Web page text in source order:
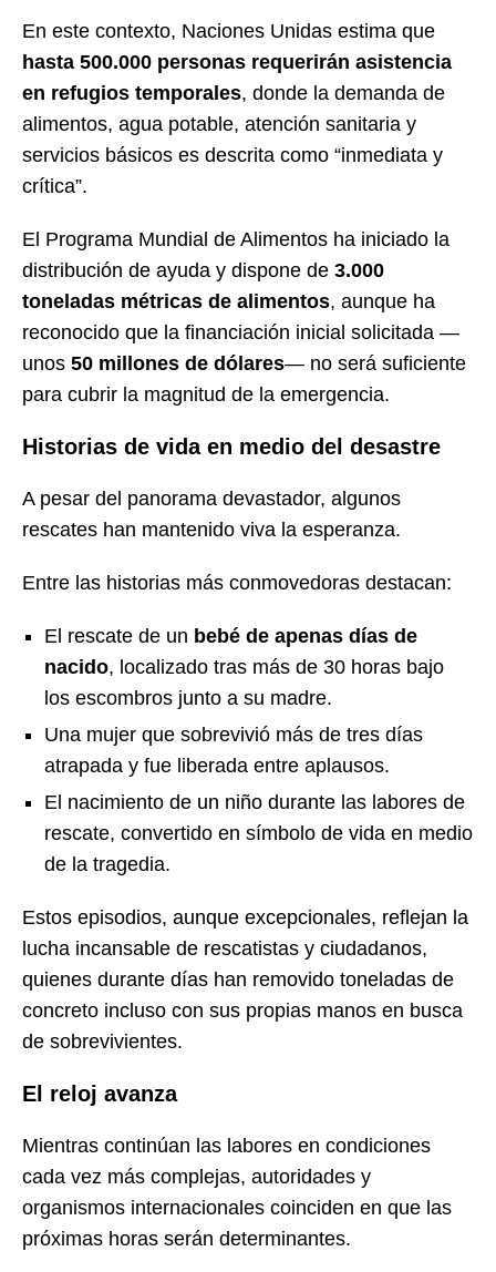
En este contexto, Naciones Unidas estima que
hasta 500.000 personas requerirán asistencia
en refugios temporales, donde la demanda de
alimentos, agua potable, atención sanitaria y
servicios básicos es descrita como “inmediata y
crítica”.
El Programa Mundial de Alimentos ha iniciado la
distribución de ayuda y dispone de 3.000
toneladas métricas de alimentos, aunque ha
reconocido que la financiación inicial solicitada —
unos 50 millones de dólares— no será suficiente
para cubrir la magnitud de la emergencia.
Historias de vida en medio del desastre
A pesar del panorama devastador, algunos
rescates han mantenido viva la esperanza.
Entre las historias más conmovedoras destacan:
El rescate de un bebé de apenas días de
nacido, localizado tras más de 30 horas bajo
los escombros junto a su madre.
Una mujer que sobrevivió más de tres días
atrapada y fue liberada entre aplausos.
El nacimiento de un niño durante las labores de
rescate, convertido en símbolo de vida en medio
de la tragedia.
Estos episodios, aunque excepcionales, reflejan la
lucha incansable de rescatistas y ciudadanos,
quienes durante días han removido toneladas de
concreto incluso con sus propias manos en busca
de sobrevivientes.
El reloj avanza
Mientras continúan las labores en condiciones
cada vez más complejas, autoridades y
organismos internacionales coinciden en que las
próximas horas serán determinantes.